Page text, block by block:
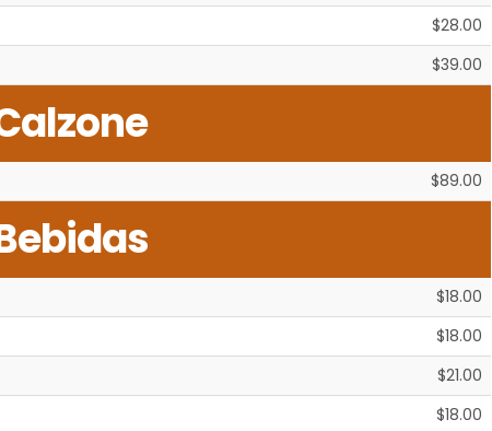
$28.00
$39.00
$89.00
$18.00
$18.00
$21.00
$18.00